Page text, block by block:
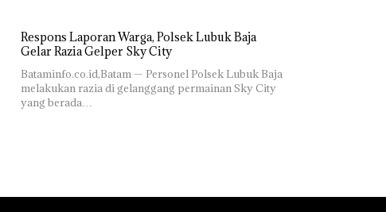
Respons Laporan Warga, Polsek Lubuk Baja
Gelar Razia Gelper Sky City
Bataminfo.co.id,Batam — Personel Polsek Lubuk Baja
melakukan razia di gelanggang permainan Sky City
yang berada…